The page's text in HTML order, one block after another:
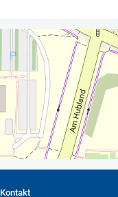
Kontakt